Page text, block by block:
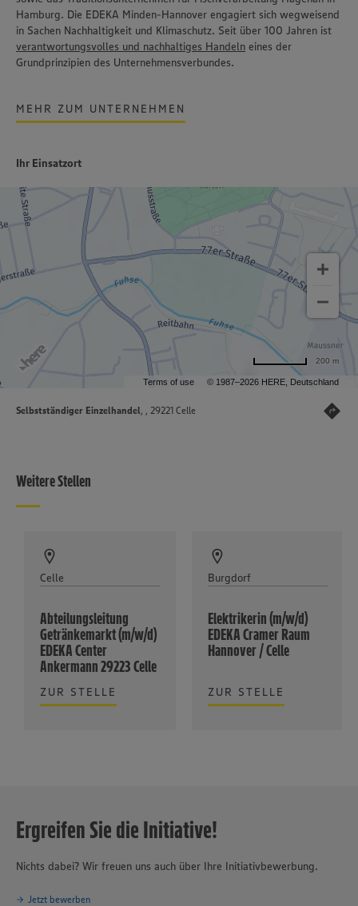
Hamburg. Die EDEKA Minden-Hannover engagiert sich wegweisend
in Sachen Nachhaltigkeit und Klimaschutz. Seit über 100 Jahren ist
verantwortungsvolles und nachhaltiges Handeln eines der
Grundprinzipien des Unternehmensverbundes.
MEHR ZUM UNTERNEHMEN
Ihr Einsatzort
Terms of use © 1987–2026 HERE, Deutschland
200 m
Selbstständiger Einzelhandel, , 29221 Celle
Weitere Stellen
Celle
Abteilungsleitung
Getränkemarkt (m/w/d)
EDEKA Center
Ankermann 29223 Celle
ZUR STELLE
Burgdorf
Elektrikerin (m/w/d)
EDEKA Cramer Raum
Hannover / Celle
ZUR STELLE
Ergreifen Sie die Initiative!
Nichts dabei? Wir freuen uns auch über Ihre Initiativbewerbung.
Jetzt bewerben